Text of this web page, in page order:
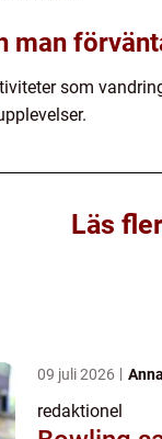
man
som
Läs
09 juli 2026
redaktionel